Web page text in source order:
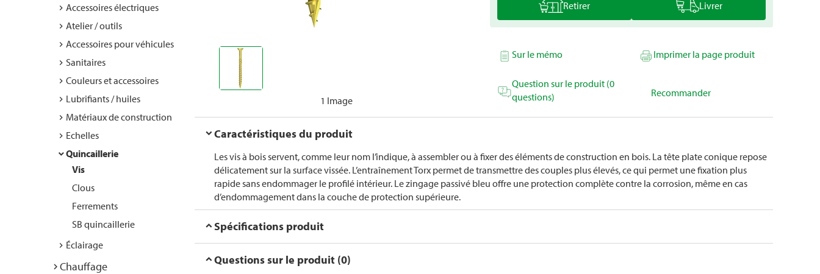
Accessoires électriques
Atelier / outils
Accessoires pour véhicules
Sanitaires
Couleurs et accessoires
Lubrifiants / huiles
Matériaux de construction
Echelles
Quincaillerie
Vis
Clous
Ferrements
SB quincaillerie
Éclairage
Chauffage
1 Image
Retirer Livrer
Sur le mémo Imprimer la page produit
Question sur le produit (0
questions)
Recommander
Caractéristiques du produit
Les vis à bois servent, comme leur nom l’indique, à assembler ou à fixer des éléments de construction en bois. La tête plate conique repose
délicatement sur la surface vissée. L’entraînement Torx permet de transmettre des couples plus élevés, ce qui permet une fixation plus
rapide sans endommager le profilé intérieur. Le zingage passivé bleu offre une protection complète contre la corrosion, même en cas
d’endommagement dans la couche de protection supérieure.
Spécifications produit
Questions sur le produit (0)